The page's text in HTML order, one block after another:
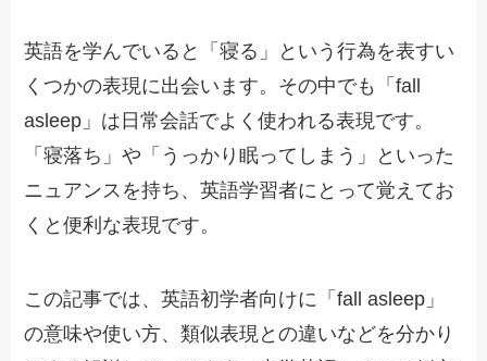
英語を学んでいると「寝る」という行為を表すい
くつかの表現に出会います。その中でも「fall
asleep」は日常会話でよく使われる表現です。
「寝落ち」や「うっかり眠ってしまう」といった
ニュアンスを持ち、英語学習者にとって覚えてお
くと便利な表現です。
この記事では、英語初学者向けに「fall asleep」
の意味や使い方、類似表現との違いなどを分かり